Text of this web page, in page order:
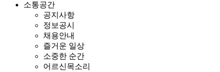
소통공간
공지사항
정보공시
채용안내
즐거운 일상
소중한 순간
어르신목소리